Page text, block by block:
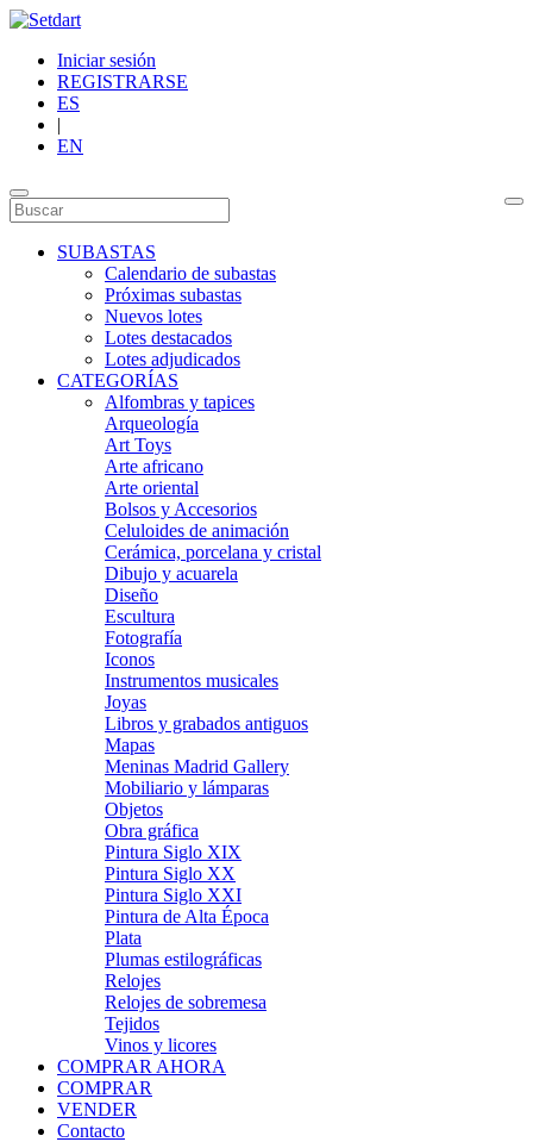
Iniciar sesión
REGISTRARSE
ES
|
EN
SUBASTAS
Calendario de subastas
Próximas subastas
Nuevos lotes
Lotes destacados
Lotes adjudicados
CATEGORÍAS
Alfombras y tapices
Arqueología
Art Toys
Arte africano
Arte oriental
Bolsos y Accesorios
Celuloides de animación
Cerámica, porcelana y cristal
Dibujo y acuarela
Diseño
Escultura
Fotografía
Iconos
Instrumentos musicales
Joyas
Libros y grabados antiguos
Mapas
Meninas Madrid Gallery
Mobiliario y lámparas
Objetos
Obra gráfica
Pintura Siglo XIX
Pintura Siglo XX
Pintura Siglo XXI
Pintura de Alta Época
Plata
Plumas estilográficas
Relojes
Relojes de sobremesa
Tejidos
Vinos y licores
COMPRAR AHORA
COMPRAR
VENDER
Contacto